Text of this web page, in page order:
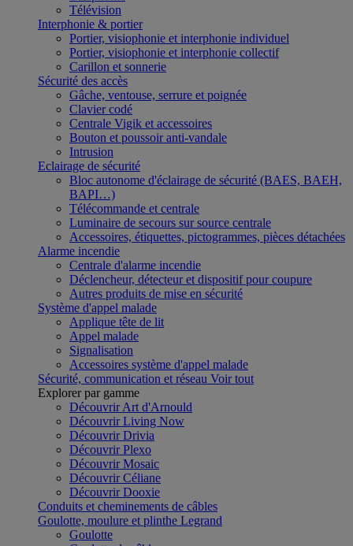
Télévision
Interphonie & portier
Portier, visiophonie et interphonie individuel
Portier, visiophonie et interphonie collectif
Carillon et sonnerie
Sécurité des accès
Gâche, ventouse, serrure et poignée
Clavier codé
Centrale Vigik et accessoires
Bouton et poussoir anti-vandale
Intrusion
Eclairage de sécurité
Bloc autonome d'éclairage de sécurité (BAES, BAEH,
BAPI…)
Télécommande et centrale
Luminaire de secours sur source centrale
Accessoires, étiquettes, pictogrammes, pièces détachées
Alarme incendie
Centrale d'alarme incendie
Déclencheur, détecteur et dispositif pour coupure
Autres produits de mise en sécurité
Système d'appel malade
Applique tête de lit
Appel malade
Signalisation
Accessoires système d'appel malade
Sécurité, communication et réseau Voir tout
Explorer par gamme
Découvrir Art d'Arnould
Découvrir Living Now
Découvrir Drivia
Découvrir Plexo
Découvrir Mosaic
Découvrir Céliane
Découvrir Dooxie
Conduits et cheminements de câbles
Goulotte, moulure et plinthe Legrand
Goulotte